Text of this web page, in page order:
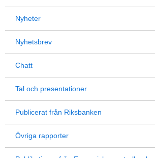
Nyheter
Nyhetsbrev
Chatt
Tal och presentationer
Publicerat från Riksbanken
Övriga rapporter